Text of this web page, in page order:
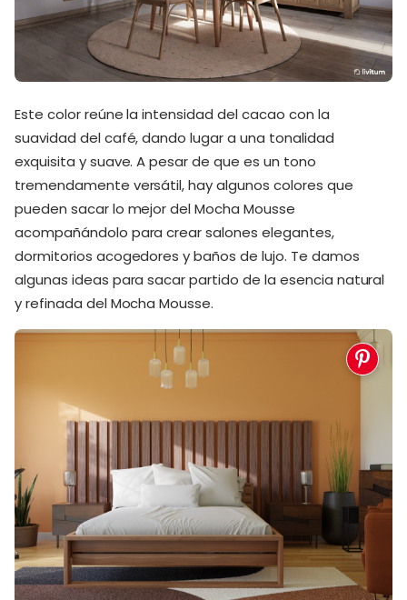
Este color reúne la intensidad del cacao con la
suavidad del café, dando lugar a una tonalidad
exquisita y suave. A pesar de que es un tono
tremendamente versátil, hay algunos colores que
pueden sacar lo mejor del Mocha Mousse
acompañándolo para crear salones elegantes,
dormitorios acogedores y baños de lujo. Te damos
algunas ideas para sacar partido de la esencia natural
y refinada del Mocha Mousse.